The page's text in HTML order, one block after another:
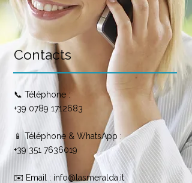
Contacts
📞 Téléphone :
+39 0789 1712683
📱 Téléphone & WhatsApp :
+39 351 7636019
✉️ Email : info@lasmeralda.it